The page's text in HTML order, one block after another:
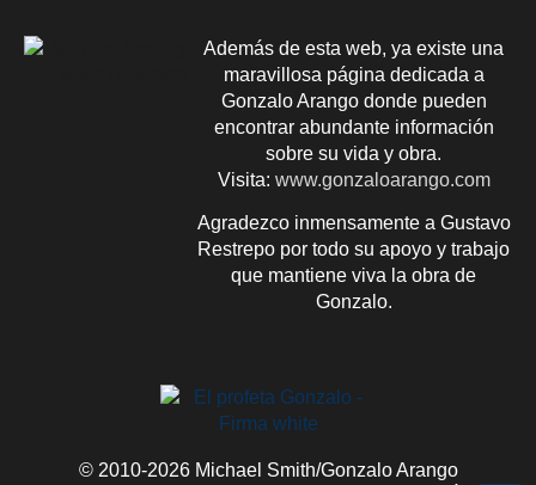
Además de esta web, ya existe una
maravillosa página dedicada a
Gonzalo Arango donde pueden
encontrar abundante información
sobre su vida y obra.
Visita: www.gonzaloarango.com
Agradezco inmensamente a Gustavo
Restrepo por todo su apoyo y trabajo
que mantiene viva la obra de
Gonzalo.
© 2010-2026 Michael Smith/Gonzalo Arango